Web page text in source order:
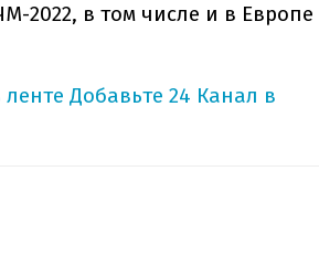
2022, в том числе и в Европе
Добавьте 24 Канал в